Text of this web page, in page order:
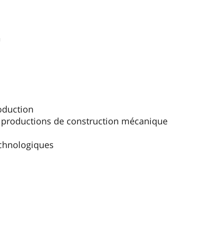
de construction mécanique